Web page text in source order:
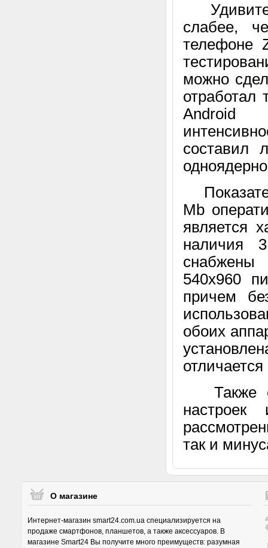
слабее,
телефоне
можно
отработал
Android
составил
Mb
является
наличия
540х960
причем
обоих
Также
так и
О магазине
Интернет-магазин smart24.com.ua специализируется на
продаже смартфонов, планшетов, а также аксессуаров. В
магазине Smart24 Вы получите много преимуществ: разумная